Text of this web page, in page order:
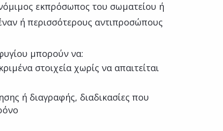
εκπρόσωπος του σωματείου ή
ή περισσότερους αντιπροσώπους
μπορούν να:
στοιχεία χωρίς να απαιτείται
ή διαγραφής, διαδικασίες που